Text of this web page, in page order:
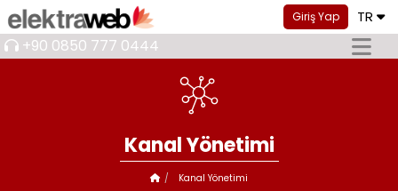
Giriş Yap TR
+90 0850 777 0444
Kanal Yönetimi
Kanal Yönetimi